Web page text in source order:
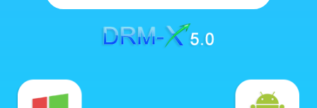
クロスプラットフォームDRM
柔軟な権限管理